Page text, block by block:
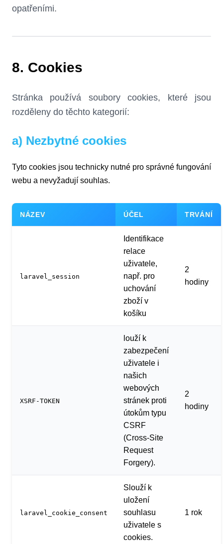
opatřeními.
8. Cookies
Stránka používá soubory cookies, které jsou
rozděleny do těchto kategorií:
a) Nezbytné cookies
Tyto cookies jsou technicky nutné pro správné fungování
webu a nevyžadují souhlas.
NÁZEV ÚČEL TRVÁNÍ
laravel_session
Identifikace
relace
uživatele,
např. pro
uchování
zboží v
košíku
2
hodiny
XSRF-TOKEN
louží k
zabezpečení
uživatele i
našich
webových
stránek proti
útokům typu
CSRF
(Cross-Site
Request
Forgery).
2
hodiny
laravel_cookie_consent
Slouží k
uložení
souhlasu
uživatele s
cookies.
1 rok